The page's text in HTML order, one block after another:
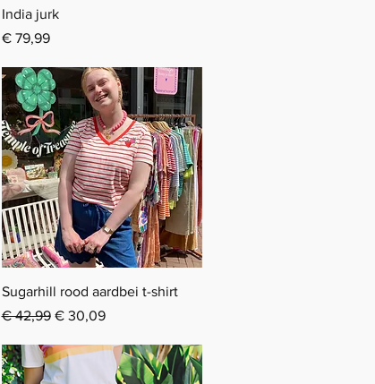
India jurk
Prijs
€ 79,99
Snel overzicht
Sugarhill rood aardbei t-shirt
Normale prijs
€ 42,99 Verkoopprijs
€ 30,09